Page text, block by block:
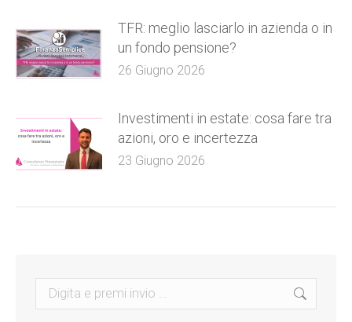
TFR: meglio lasciarlo in azienda o in
un fondo pensione?
26 Giugno 2026
Investimenti in estate: cosa fare tra
azioni, oro e incertezza
23 Giugno 2026
Search: